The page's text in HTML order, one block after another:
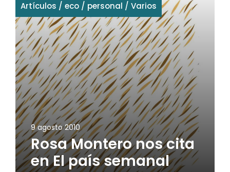
Artículos / eco / personal / Varios
9 agosto 2010
Rosa Montero nos cita
en El país semanal